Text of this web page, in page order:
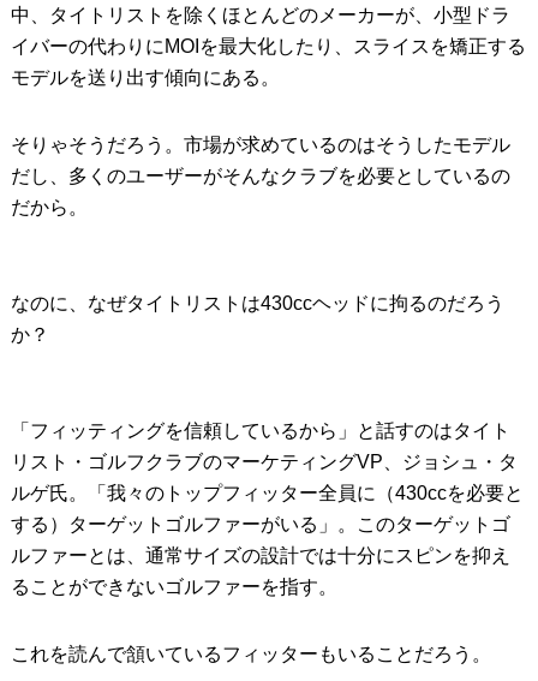
中、タイトリストを除くほとんどのメーカーが、小型ドラ
イバーの代わりにMOIを最大化したり、スライスを矯正する
モデルを送り出す傾向にある。
そりゃそうだろう。市場が求めているのはそうしたモデル
だし、多くのユーザーがそんなクラブを必要としているの
だから。
なのに、なぜタイトリストは430ccヘッドに拘るのだろう
か？
「フィッティングを信頼しているから」と話すのはタイト
リスト・ゴルフクラブのマーケティングVP、ジョシュ・タ
ルゲ氏。「我々のトップフィッター全員に（430ccを必要と
する）ターゲットゴルファーがいる」。このターゲットゴ
ルファーとは、通常サイズの設計では十分にスピンを抑え
ることができないゴルファーを指す。
これを読んで頷いているフィッターもいることだろう。